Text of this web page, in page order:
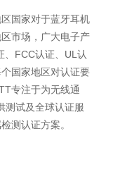
国家对于蓝牙耳机
市场，广大电子产
FCC认证、UL认
国家地区对认证要
专注于为无线通
测试及全球认证服
测认证方案。